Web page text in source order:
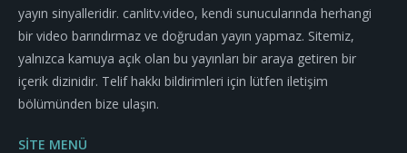
yayın sinyalleridir. canlitv.video, kendi sunucularında herhangi
bir video barındırmaz ve doğrudan yayın yapmaz. Sitemiz,
yalnızca kamuya açık olan bu yayınları bir araya getiren bir
içerik dizinidir. Telif hakkı bildirimleri için lütfen iletişim
bölümünden bize ulaşın.
SİTE MENÜ